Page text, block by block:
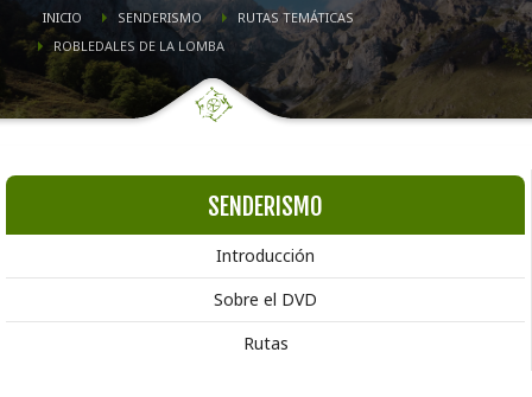
INICIO SENDERISMO
RUTAS TEMÁTICAS
ROBLEDALES DE LA LOMBA
SENDERISMO
Introducción
Sobre el DVD
Rutas